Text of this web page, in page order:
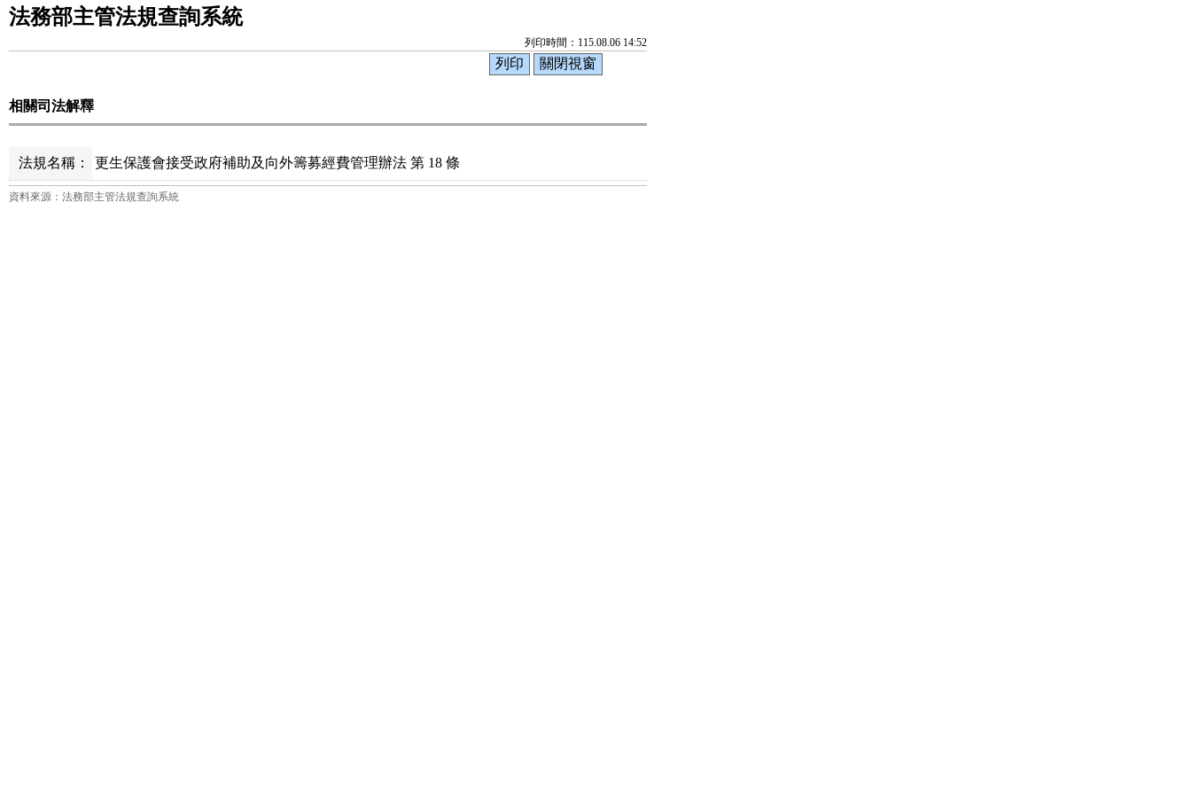
法務部主管法規查詢系統
列印時間：115.08.06 14:52
相關司法解釋
法規名稱： 更生保護會接受政府補助及向外籌募經費管理辦法 第 18 條
資料來源：法務部主管法規查詢系統